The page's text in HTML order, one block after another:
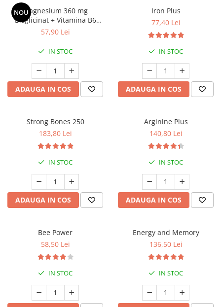
NOUMagnesium 360 mg
Bisglicinat + Vitamina B6
Granions, 60 comprimate –
Prelungită pentru Stres, Somn
57,90 Lei
IN STOC
ADAUGA IN COS
Iron Plus
77,40 Lei
IN STOC
ADAUGA IN COS
Strong Bones 250
183,80 Lei
IN STOC
ADAUGA IN COS
Arginine Plus
140,80 Lei
IN STOC
ADAUGA IN COS
Bee Power
58,50 Lei
IN STOC
Energy and Memory
136,50 Lei
IN STOC